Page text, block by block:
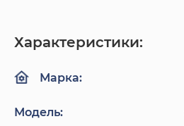
Характеристики:
Марка:
Модель: